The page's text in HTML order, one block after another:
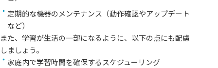
定期的な機器のメンテナンス（動作確認やアップデート
など）
また、学習が生活の一部になるように、以下の点にも配慮
しましょう。
家庭内で学習時間を確保するスケジューリング